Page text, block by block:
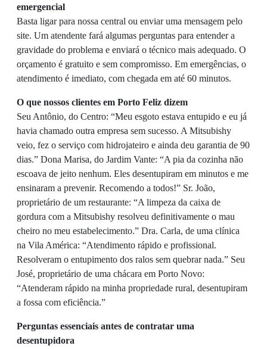
emergencial
Basta ligar para nossa central ou enviar uma mensagem pelo
site. Um atendente fará algumas perguntas para entender a
gravidade do problema e enviará o técnico mais adequado. O
orçamento é gratuito e sem compromisso. Em emergências, o
atendimento é imediato, com chegada em até 60 minutos.
O que nossos clientes em Porto Feliz dizem
Seu Antônio, do Centro: “Meu esgoto estava entupido e eu já
havia chamado outra empresa sem sucesso. A Mitsubishy
veio, fez o serviço com hidrojateiro e ainda deu garantia de 90
dias.” Dona Marisa, do Jardim Vante: “A pia da cozinha não
escoava de jeito nenhum. Eles desentupiram em minutos e me
ensinaram a prevenir. Recomendo a todos!” Sr. João,
proprietário de um restaurante: “A limpeza da caixa de
gordura com a Mitsubishy resolveu definitivamente o mau
cheiro no meu estabelecimento.” Dra. Carla, de uma clínica
na Vila América: “Atendimento rápido e profissional.
Resolveram o entupimento dos ralos sem quebrar nada.” Seu
José, proprietário de uma chácara em Porto Novo:
“Atenderam rápido na minha propriedade rural, desentupiram
a fossa com eficiência.”
Perguntas essenciais antes de contratar uma
desentupidora